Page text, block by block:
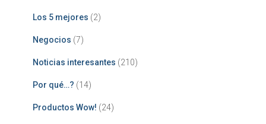
Los 5 mejores (2)
Negocios (7)
Noticias interesantes (210)
Por qué…? (14)
Productos Wow! (24)